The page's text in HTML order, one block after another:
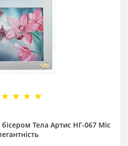
Тела Артис НГ-067 Міс